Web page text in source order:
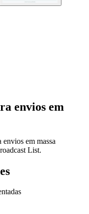
envios em
envios em massa
List.